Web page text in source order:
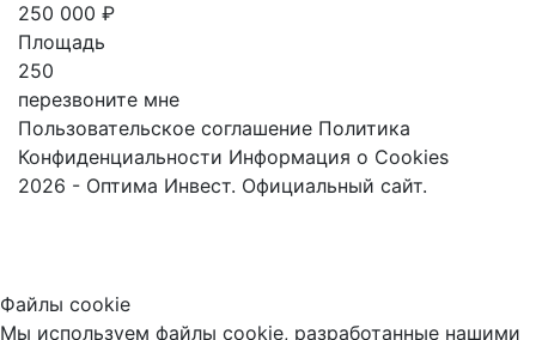
250 000 ₽
Площадь
250
перезвоните мне
Пользовательское соглашение Политика
Конфиденциальности Информация о Cookies
2026 - Оптима Инвест. Официальный сайт.
Файлы cookie
Мы используем файлы cookie, разработанные нашими